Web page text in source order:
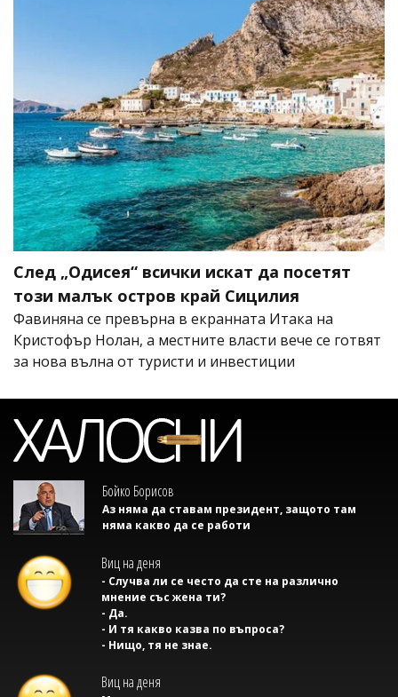
След „Одисея“ всички искат да посетят
този малък остров край Сицилия
Фавиняна се превърна в екранната Итака на
Кристофър Нолан, а местните власти вече се готвят
за нова вълна от туристи и инвестиции
Бойко Борисов
Аз няма да ставам президент, защото там
няма какво да се работи
Виц на деня
- Случва ли се често да сте на различно
мнение със жена ти?
- Да.
- И тя какво казва по въпроса?
- Нищо, тя не знае.
Виц на деня